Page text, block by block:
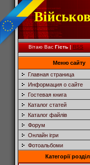
Вітаю Вас Гість|RSS
Меню сайту
Главная страница
Информация о сайте
Гостевая книга
Каталог статей
Каталог файлів
Форум
Онлайн ігри
Фотоальбоми
Категорії